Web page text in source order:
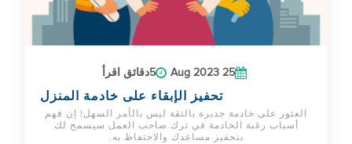
25 Aug 2023 5دقائق اقرأ
تحفيز الإبقاء على خادمة المنزل
العثور على خادمة جديرة بالثقة ليس بالأمر السهل! إن فهم
أسباب رغبة الخادمة في ترك صاحب العمل سيسمح لك
بتحفيز مساعدك والاحتفاظ به.